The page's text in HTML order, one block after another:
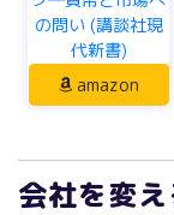
amazon
新書)